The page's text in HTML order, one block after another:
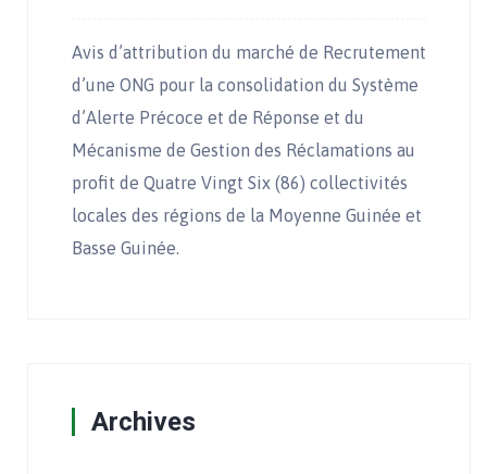
Avis d’attribution du marché de Recrutement
d’une ONG pour la consolidation du Système
d’Alerte Précoce et de Réponse et du
Mécanisme de Gestion des Réclamations au
profit de Quatre Vingt Six (86) collectivités
locales des régions de la Moyenne Guinée et
Basse Guinée.
Archives